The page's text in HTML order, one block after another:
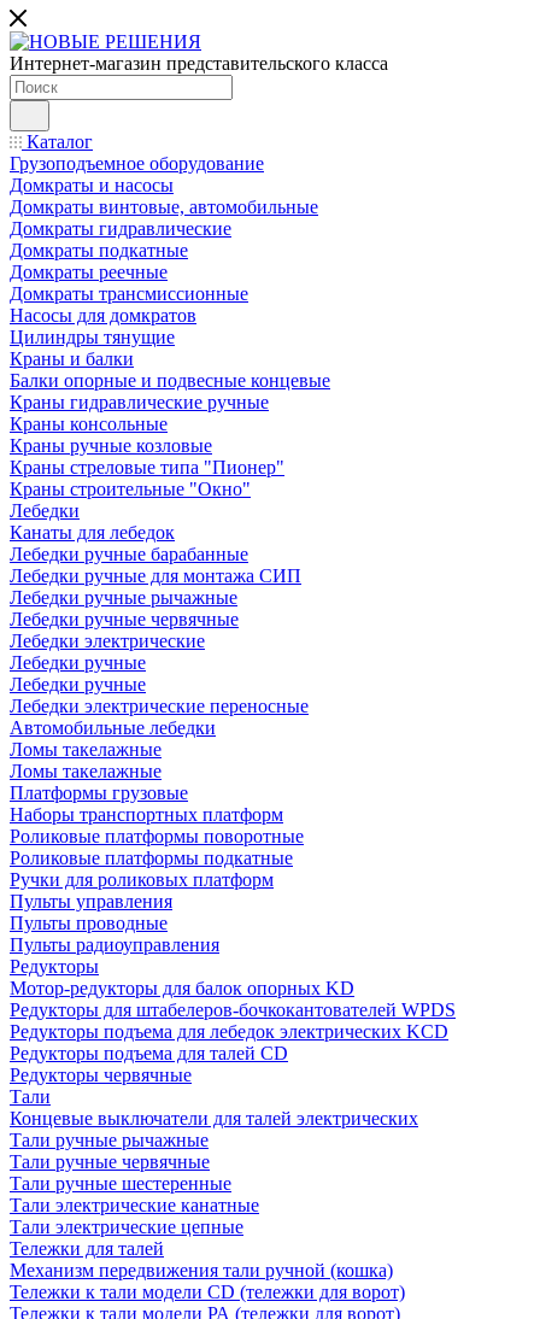
Интернет-магазин представительского класса
Каталог
Грузоподъемное оборудование
Домкраты и насосы
Домкраты винтовые, автомобильные
Домкраты гидравлические
Домкраты подкатные
Домкраты реечные
Домкраты трансмиссионные
Насосы для домкратов
Цилиндры тянущие
Краны и балки
Балки опорные и подвесные концевые
Краны гидравлические ручные
Краны консольные
Краны ручные козловые
Краны стреловые типа "Пионер"
Краны строительные "Окно"
Лебедки
Канаты для лебедок
Лебедки ручные барабанные
Лебедки ручные для монтажа СИП
Лебедки ручные рычажные
Лебедки ручные червячные
Лебедки электрические
Лебедки ручные
Лебедки ручные
Лебедки электрические переносные
Автомобильные лебедки
Ломы такелажные
Ломы такелажные
Платформы грузовые
Наборы транспортных платформ
Роликовые платформы поворотные
Роликовые платформы подкатные
Ручки для роликовых платформ
Пульты управления
Пульты проводные
Пульты радиоуправления
Редукторы
Мотор-редукторы для балок опорных KD
Редукторы для штабелеров-бочкокантователей WPDS
Редукторы подъема для лебедок электрических KCD
Редукторы подъема для талей CD
Редукторы червячные
Тали
Концевые выключатели для талей электрических
Тали ручные рычажные
Тали ручные червячные
Тали ручные шестеренные
Тали электрические канатные
Тали электрические цепные
Тележки для талей
Механизм передвижения тали ручной (кошка)
Тележки к тали модели CD (тележки для ворот)
Тележки к тали модели РА (тележки для ворот)